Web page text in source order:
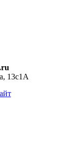
13с1А